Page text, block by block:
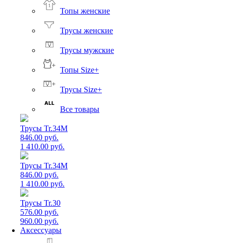
Топы женские
Трусы женские
Трусы мужские
Топы Size+
Трусы Size+
Все товары
Трусы Tr.34M
846.00 руб.
1 410.00 руб.
Трусы Tr.34M
846.00 руб.
1 410.00 руб.
Трусы Tr.30
576.00 руб.
960.00 руб.
Аксессуары